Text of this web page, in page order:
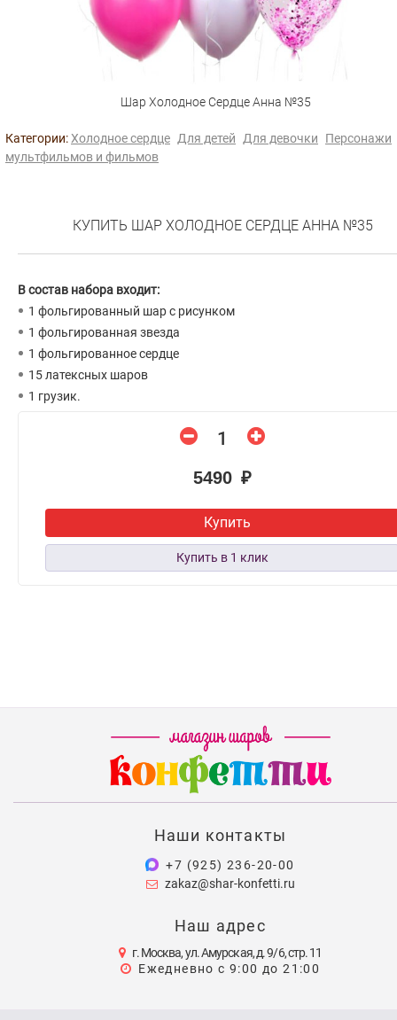
Шар Холодное Сердце Анна №35
Категории:Холодное сердце Для детей Для девочки
Персонажи
мультфильмов и фильмов
КУПИТЬ ШАР ХОЛОДНОЕ СЕРДЦЕ АННА №35
В состав набора входит:
1 фольгированный шар с рисунком
1 фольгированная звезда
1 фольгированное сердце
15 латексных шаров
1 грузик.
5490 ₽
Купить
Наши контакты
+7 (925) 236-20-00
zakaz@shar-konfetti.ru
Наш адрес
г. Москва, ул. Амурская, д. 9/6, стр. 11
Ежедневно с 9:00 до 21:00